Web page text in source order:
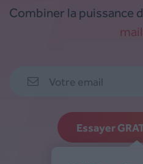
Combiner la puissance
Essayer